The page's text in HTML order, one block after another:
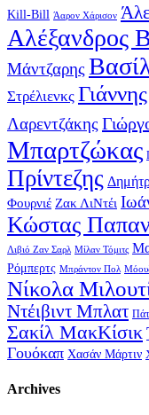
Kill-Bill Άαρον Χάρισον
Αλέξανδρος
Μάντζαρης
Στρέλιενκς
Λαρεντζάκης
Μπαρτζώκας
Πρίντεζης
Φουρνιέ Ζακ ΛιΝτέι
Κώστας
Λιβιό Ζαν Σαρλ Μίλαν Τόμιτς
Ρόμπερτς Μπράντον Πολ
Νίκολα
Ντέιβιντ Μπλατ
Σακίλ ΜακΚίσικ
Γουόκαπ Χασάν Μάρτιν
Archives